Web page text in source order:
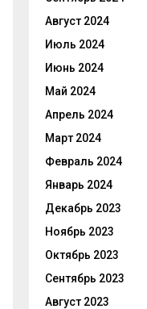
Август 2024
Июль 2024
Июнь 2024
Май 2024
Апрель 2024
Март 2024
Февраль 2024
Январь 2024
Декабрь 2023
Ноябрь 2023
Октябрь 2023
Сентябрь 2023
Август 2023